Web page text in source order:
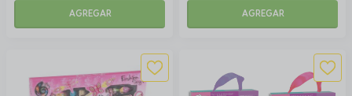
AGREGAR AGREGAR